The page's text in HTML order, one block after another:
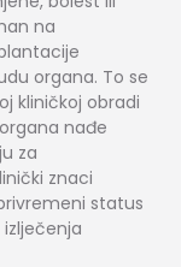
na
organa. To se
kliničkoj obradi
nađe
za
znaci
status